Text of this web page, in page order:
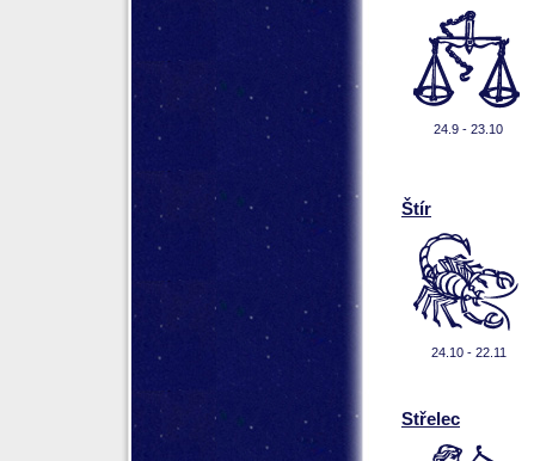
24.9 - 23.10
Štír
24.10 - 22.11
Střelec